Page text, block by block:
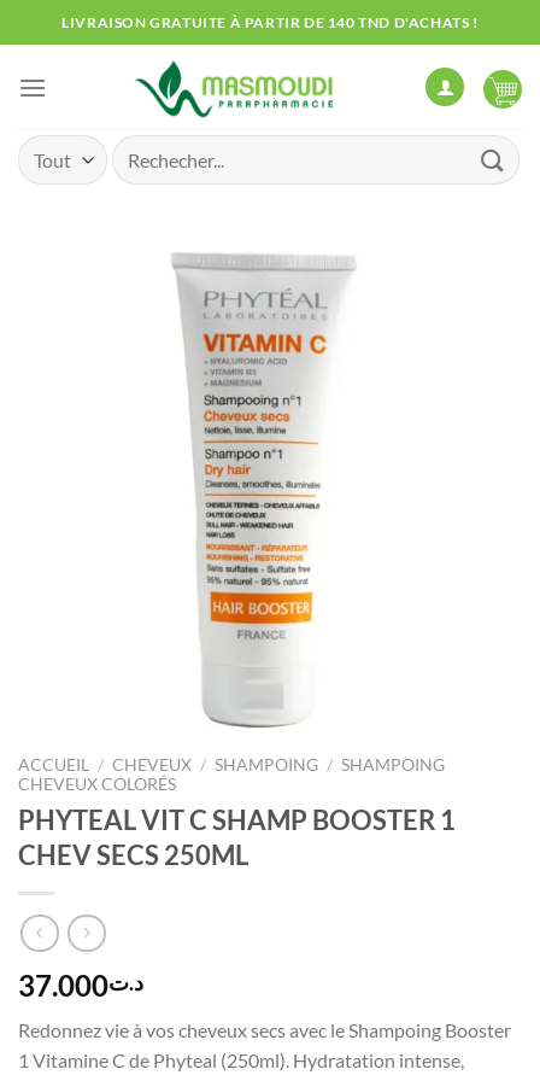
au
contenu
LIVRAISON GRATUITE À PARTIR DE 140 TND D'ACHATS !
Recherche
pour :
ACCUEIL / CHEVEUX / SHAMPOING / SHAMPOING
CHEVEUX COLORÉS
PHYTEAL VIT C SHAMP BOOSTER 1
CHEV SECS 250ML
د.ت37.000
Redonnez vie à vos cheveux secs avec le Shampoing Booster
1 Vitamine C de Phyteal (250ml). Hydratation intense,